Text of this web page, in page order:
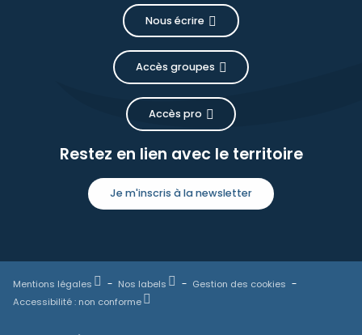
Nous écrire
Accès groupes
Accès pro
Restez en lien avec le territoire
Je m'inscris à la newsletter
Mentions légales Nos labels
Gestion des cookies
Accessibilité : non conforme